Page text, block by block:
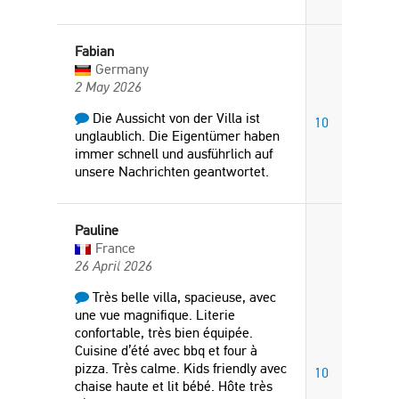
Fabian
Germany
2 May 2026
Die Aussicht von der Villa ist
unglaublich. Die Eigentümer haben
immer schnell und ausführlich auf
unsere Nachrichten geantwortet.
10
Pauline
France
26 April 2026
Très belle villa, spacieuse, avec
une vue magnifique. Literie
confortable, très bien équipée.
Cuisine d’été avec bbq et four à
pizza. Très calme. Kids friendly avec
chaise haute et lit bébé. Hôte très
10